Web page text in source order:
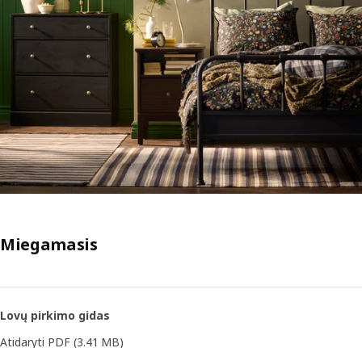
Miegamasis
Lovų pirkimo gidas
Atidaryti PDF (3.41 MB)